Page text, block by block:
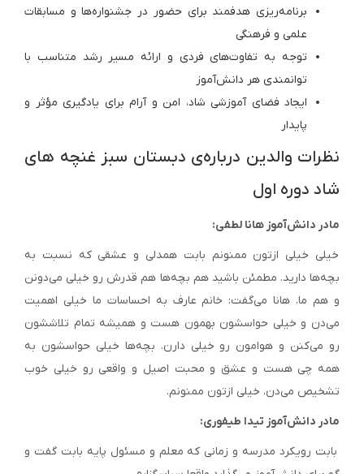
برنامه‌ریزی هدفمند برای حضور در جشنواره‌ها و مسابقات
علمی و فرهنگی
توجه به تفاوت‌های فردی و ارائه مسیر رشد متناسب با
توانمندی هر دانش‌آموز
ایجاد فضای آموزشی شاد، امن و آرام برای یادگیری مؤثر و
پایدار
نظرات والدین درباره‌ی دبستان سبز غنچه های
شاد دوره اول
مادر دانش‌آموز هانا لطفی:
خیلی خیلی ازتون ممنونم بابت همدلی و عشقی که نسبت به
بچه‌ها دارید. مطمئن باشید هم بچه‌ها هم قدرش رو خیلی می‌دونن
و هم ما. هانا می‌گفت: خانم عارف به احساسات ما خیلی اهمیت
می‌دن و خیلی حواسشون بهمون هست و همیشه تمام تلاششون
رو می‌کنن و هوامون رو خیلی دارن. بچه‌ها خیلی حواسشون به
همه چی هست و عشق و محبت اصیل و واقعی رو خیلی خوب
تشخیص می‌دن. خیلی ازتون ممنونم.
مادر دانش‌آموز تیدا طیفوری:
بابت رویکرد مدرسه و زمانی که معلم و مسئول پایه بابت گفت و